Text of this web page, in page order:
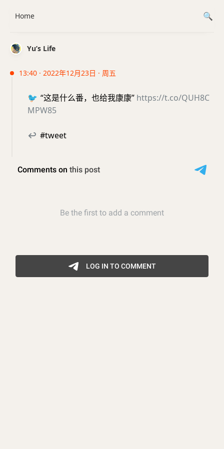
Yu’s Life
13:40 · 2022年12月23日 · 周五
🐦 “这是什么番，也给我康康” https://t.co/QUH8C
MPW85
↩ #tweet
Home